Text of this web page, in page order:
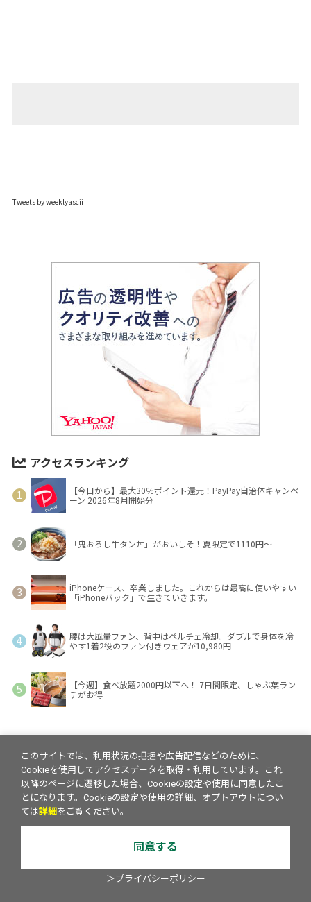
Tweets by weeklyascii
アクセスランキング
【今日から】最大30％ポイント還元！PayPay自治体キャンペ
ーン 2026年8月開始分
「鬼おろし牛タン丼」がおいしそ！夏限定で1110円～
iPhoneケース、卒業しました。これからは最高に使いやすい
「iPhoneバック」で生きていきます。
腰は大風量ファン、背中はペルチェ冷却。ダブルで身体を冷
やす1着2役のファン付きウェアが10,980円
【今週】食べ放題2000円以下へ！ 7日間限定、しゃぶ葉ラン
チがお得
このサイトでは、利用状況の把握や広告配信などのために、
Cookieを使用してアクセスデータを取得・利用しています。これ
以降のページに遷移した場合、Cookieの設定や使用に同意したこ
とになります。Cookieの設定や使用の詳細、オプトアウトについ
ては詳細 をご覧ください。
同意する
＞プライバシーポリシー